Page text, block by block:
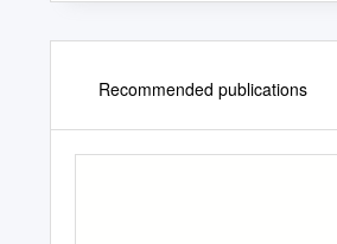
Recommended publications